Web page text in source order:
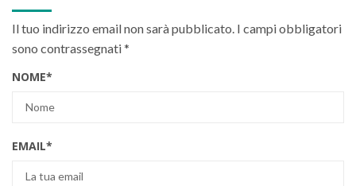
Il tuo indirizzo email non sarà pubblicato. I campi obbligatori
sono contrassegnati*
NOME*
EMAIL*